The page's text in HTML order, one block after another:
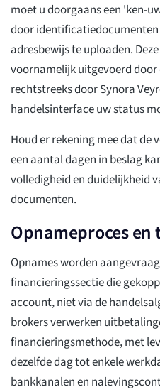
moet u doorgaans een 'ken-
door identificatiedocumenten
adresbewijs te uploaden.
voornamelijk uitgevoerd
rechtstreeks door Synora
handelsinterface uw status
Houd er rekening mee dat
een aantal dagen in beslag
volledigheid en duidelijkheid
documenten.
Opnameproces
Opnames worden
financieringssectie die
account, niet via de
brokers verwerken
financieringsmethode, met
dezelfde dag tot enkele
bankkanalen en